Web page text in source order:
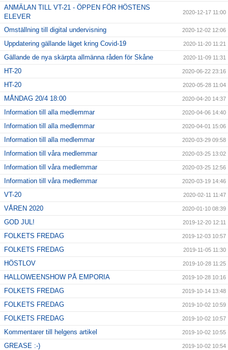
ANMÄLAN TILL VT-21 - ÖPPEN FÖR HÖSTENS
ELEVER
2020-12-17 11:00
Omställning till digital undervisning 2020-12-02 12:06
Uppdatering gällande läget kring Covid-19 2020-11-20 11:21
Gällande de nya skärpta allmänna råden för Skåne 2020-11-09 11:31
HT-20 2020-06-22 23:16
HT-20 2020-05-28 11:04
MÅNDAG 20/4 18:00 2020-04-20 14:37
Information till alla medlemmar 2020-04-06 14:40
Information till alla medlemmar 2020-04-01 15:06
Information till alla medlemmar 2020-03-29 09:58
Information till våra medlemmar 2020-03-25 13:02
Information till våra medlemmar 2020-03-25 12:56
Information till våra medlemmar 2020-03-19 14:46
VT-20 2020-02-11 11:47
VÅREN 2020 2020-01-10 08:39
GOD JUL! 2019-12-20 12:11
FOLKETS FREDAG 2019-12-03 10:57
FOLKETS FREDAG 2019-11-05 11:30
HÖSTLOV 2019-10-28 11:25
HALLOWEENSHOW PÅ EMPORIA 2019-10-28 10:16
FOLKETS FREDAG 2019-10-14 13:48
FOLKETS FREDAG 2019-10-02 10:59
FOLKETS FREDAG 2019-10-02 10:57
Kommentarer till helgens artikel 2019-10-02 10:55
GREASE :-) 2019-10-02 10:54